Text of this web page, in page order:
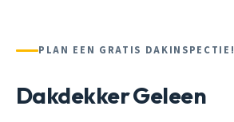
PLAN EEN GRATIS DAKINSPECTIE!
Dakdekker Geleen